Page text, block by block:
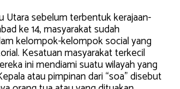
Utara sebelum terbentuk kerajaan-
ke 14, masyarakat sudah
kelompok-kelompok social yang
Kesatuan masyarakat terkecil
ini mendiami suatu wilayah yang
atau pimpinan dari “soa” disebut